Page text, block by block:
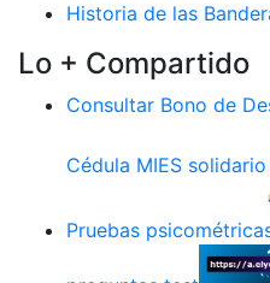
Historia de las
Lo + Compartido
Consultar Bono de
Cédula MIES solidario
Pruebas